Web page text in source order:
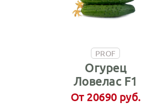
PROF
Огурец
Ловелас F1
От 20690 руб.